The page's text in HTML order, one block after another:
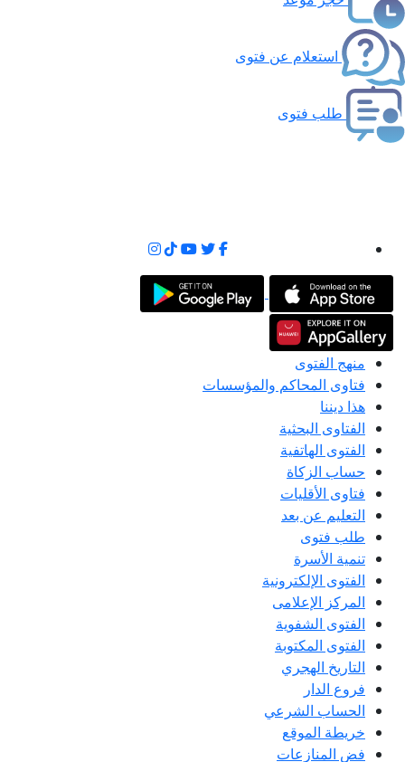
استعلام عن فتوى
طلب فتوى
منهج الفتوى
فتاوى المحاكم والمؤسسات
هذا ديننا
الفتاوى البحثية
الفتوى الهاتفية
حساب الزكاة
فتاوى الأقليات
التعليم عن بعد
طلب فتوى
تنمية الأسرة
الفتوى الإلكترونية
المركز الإعلامى
الفتوى الشفوية
الفتوى المكتوبة
التاريخ الهجري
فروع الدار
الحساب الشرعي
خريطة الموقع
فض المنازعات